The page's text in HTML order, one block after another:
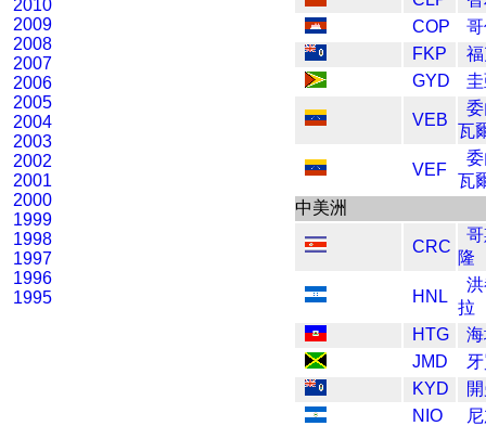
2010
2009
2008
2007
2006
2005
2004
2003
2002
2001
2000
1999
1998
1997
1996
1995
COP
FKP
GYD
VEB
瓦
VEF
瓦
中美洲
CRC
隆
HNL
拉
HTG
JMD
KYD
NIO